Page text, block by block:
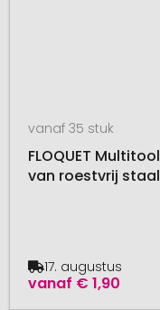
vanaf 35 stuk
FLOQUET Multitool
van roestvrij staal
vanaf € 1,90
17. augustus